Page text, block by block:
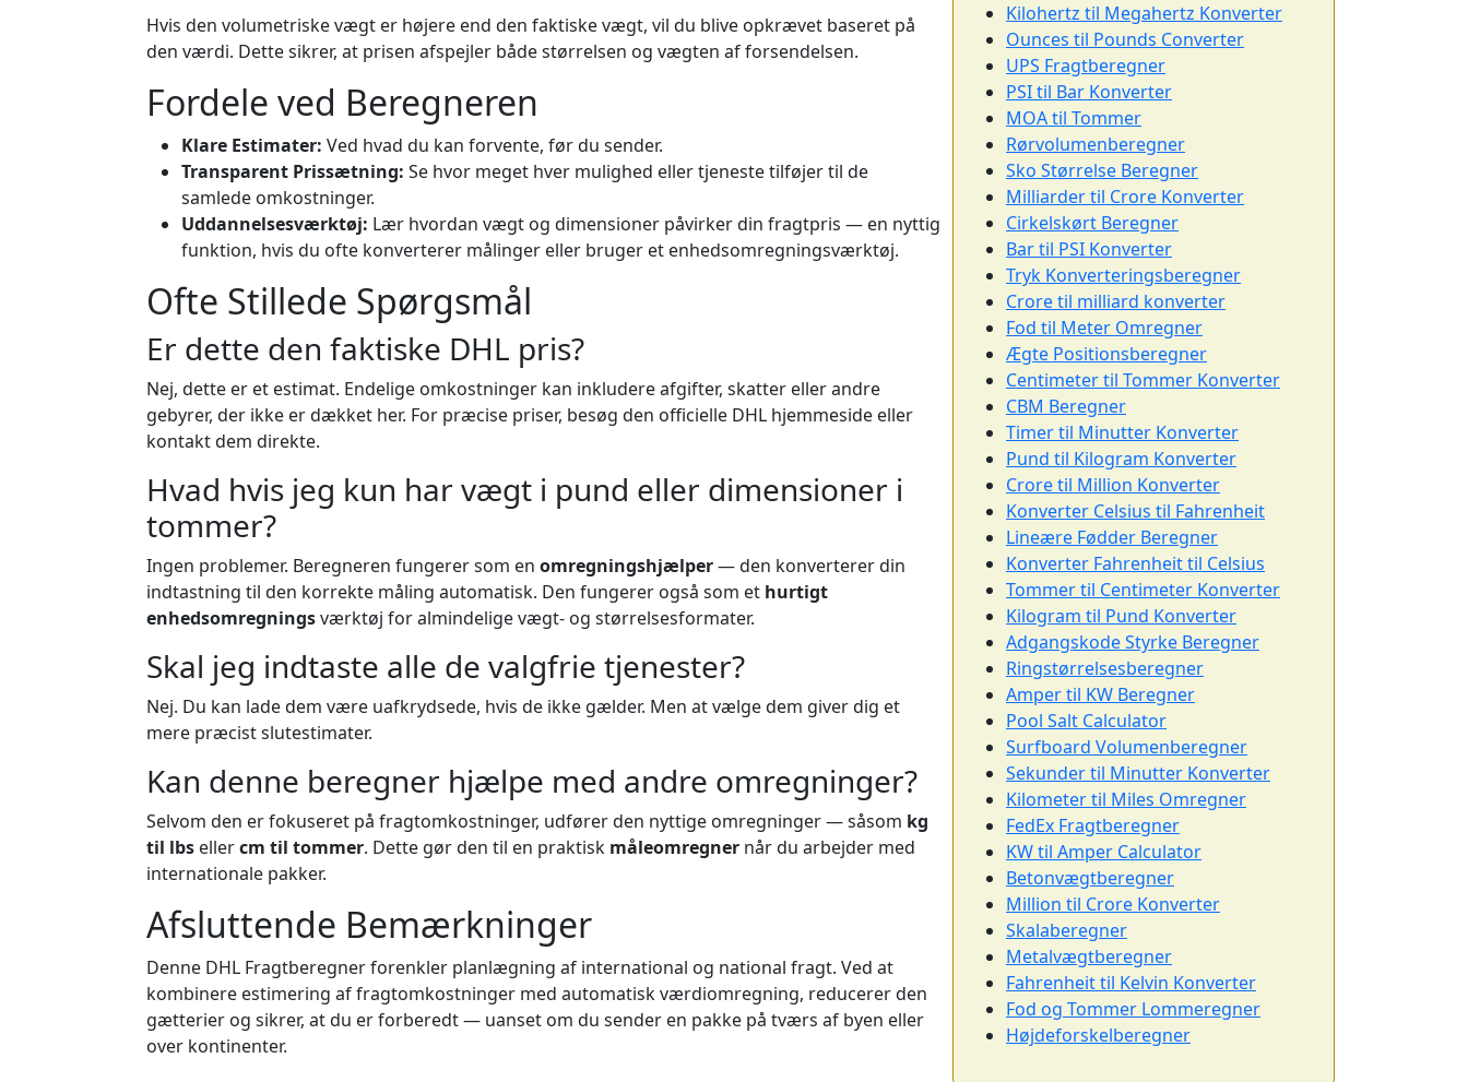
Hvis den volumetriske vægt er højere end den faktiske vægt, vil du blive opkrævet baseret på
den værdi. Dette sikrer, at prisen afspejler både størrelsen og vægten af forsendelsen.
Fordele ved Beregneren
Klare Estimater: Ved hvad du kan forvente, før du sender.
Transparent Prissætning: Se hvor meget hver mulighed eller tjeneste tilføjer til de
samlede omkostninger.
Uddannelsesværktøj: Lær hvordan vægt og dimensioner påvirker din fragtpris — en nyttig
funktion, hvis du ofte konverterer målinger eller bruger et enhedsomregningsværktøj.
Ofte Stillede Spørgsmål
Er dette den faktiske DHL pris?
Nej, dette er et estimat. Endelige omkostninger kan inkludere afgifter, skatter eller andre
gebyrer, der ikke er dækket her. For præcise priser, besøg den officielle DHL hjemmeside eller
kontakt dem direkte.
Hvad hvis jeg kun har vægt i pund eller dimensioner i
tommer?
Ingen problemer. Beregneren fungerer som en omregningshjælper— den konverterer din
indtastning til den korrekte måling automatisk. Den fungerer også som et hurtigt
enhedsomregningsværktøj for almindelige vægt- og størrelsesformater.
Skal jeg indtaste alle de valgfrie tjenester?
Nej. Du kan lade dem være uafkrydsede, hvis de ikke gælder. Men at vælge dem giver dig et
mere præcist slutestimater.
Kan denne beregner hjælpe med andre omregninger?
Selvom den er fokuseret på fragtomkostninger, udfører den nyttige omregninger — såsom kg
til lbs ellercm til tommer. Dette gør den til en praktisk måleomregner når du arbejder med
internationale pakker.
Afsluttende Bemærkninger
Denne DHL Fragtberegner forenkler planlægning af international og national fragt. Ved at
kombinere estimering af fragtomkostninger med automatisk værdiomregning, reducerer den
gætterier og sikrer, at du er forberedt — uanset om du sender en pakke på tværs af byen eller
over kontinenter.
Kilohertz til Megahertz Konverter
Ounces til Pounds Converter
UPS Fragtberegner
PSI til Bar Konverter
MOA til Tommer
Rørvolumenberegner
Sko Størrelse Beregner
Milliarder til Crore Konverter
Cirkelskørt Beregner
Bar til PSI Konverter
Tryk Konverteringsberegner
Crore til milliard konverter
Fod til Meter Omregner
Ægte Positionsberegner
Centimeter til Tommer Konverter
CBM Beregner
Timer til Minutter Konverter
Pund til Kilogram Konverter
Crore til Million Konverter
Konverter Celsius til Fahrenheit
Lineære Fødder Beregner
Konverter Fahrenheit til Celsius
Tommer til Centimeter Konverter
Kilogram til Pund Konverter
Adgangskode Styrke Beregner
Ringstørrelsesberegner
Amper til KW Beregner
Pool Salt Calculator
Surfboard Volumenberegner
Sekunder til Minutter Konverter
Kilometer til Miles Omregner
FedEx Fragtberegner
KW til Amper Calculator
Betonvægtberegner
Million til Crore Konverter
Skalaberegner
Metalvægtberegner
Fahrenheit til Kelvin Konverter
Fod og Tommer Lommeregner
Højdeforskelberegner